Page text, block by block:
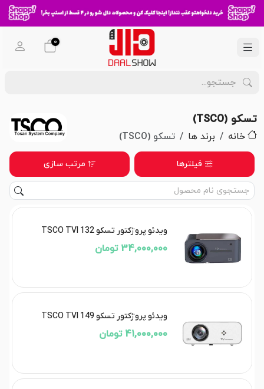
0
تسکو (TSCO)
خانه برند ها تسکو (TSCO)
فیلترها مرتب سازی
ویدئو پروژکتور تسکو TSCO TVI 132
34,000,000 تومان
ویدئو پروژکتور تسکو TSCO TVI 149
41,000,000 تومان